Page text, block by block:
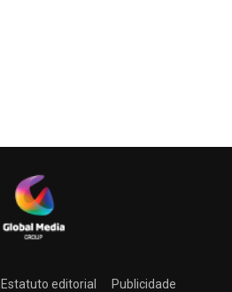
Estatuto editorial
Publicidade